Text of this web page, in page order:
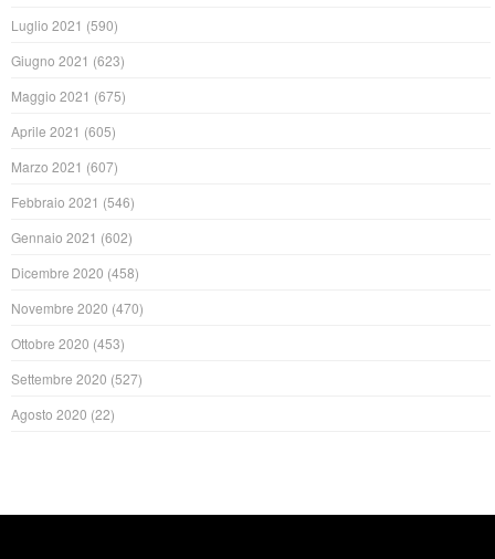
Luglio 2021 (590)
Giugno 2021 (623)
Maggio 2021 (675)
Aprile 2021 (605)
Marzo 2021 (607)
Febbraio 2021 (546)
Gennaio 2021 (602)
Dicembre 2020 (458)
Novembre 2020 (470)
Ottobre 2020 (453)
Settembre 2020 (527)
Agosto 2020 (22)